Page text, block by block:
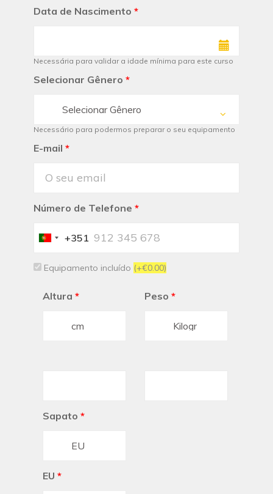
Data de Nascimento *
Necessária para validar a idade mínima para este curso
Selecionar Gênero *
Selecionar Gênero
Necessário para podermos preparar o seu equipamento
E-mail *
Número de Telefone *
Portugal
+351
Equipamento incluído (+€0.00)
Altura * Peso *
Sapato *
EU *